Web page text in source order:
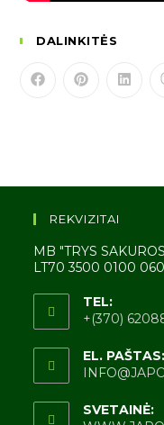
DALINKITĖS
REKVIZITAI
MB "TRYS
LT70 3500 0100
TEL:
+(370)
EL. PAŠTAS:
SVETAINĖ: